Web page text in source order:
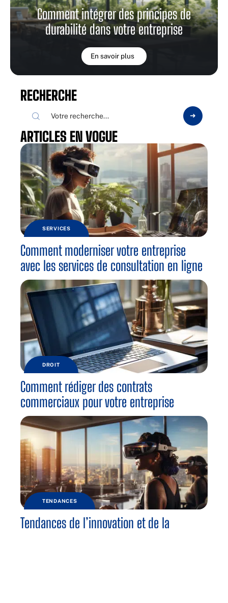
Comment intégrer des principes de
durabilité dans votre entreprise
En savoir plus
RECHERCHE
ARTICLES EN VOGUE
SERVICES
Comment moderniser votre entreprise
avec les services de consultation en ligne
DROIT
Comment rédiger des contrats
commerciaux pour votre entreprise
TENDANCES
Tendances de l’innovation et de la